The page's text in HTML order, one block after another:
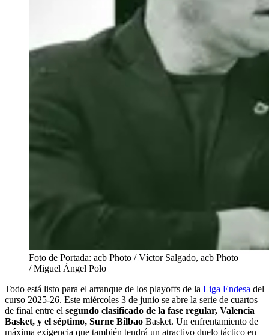
Foto de Portada: acb Photo / Víctor Salgado, acb Photo
/ Miguel Ángel Polo
Todo está listo para el arranque de los playoffs de la Liga Endesa del
curso 2025-26. Este miércoles 3 de junio se abre la serie de cuartos
de final entre el segundo clasificado de la fase regular, Valencia
Basket, y el séptimo, Surne Bilbao Basket. Un enfrentamiento de
máxima exigencia que también tendrá un atractivo duelo táctico en